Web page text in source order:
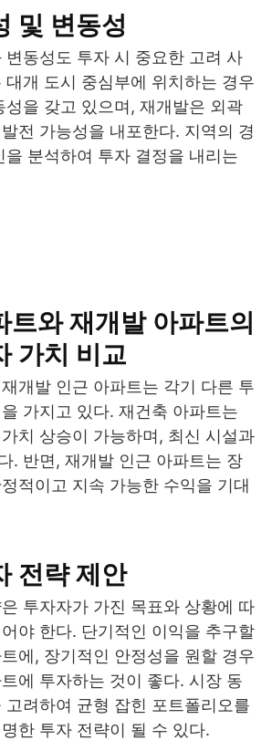
및 변동성
변동성도 투자 시 중요한 고려 사
대개 도시 중심부에 위치하는 경우
성을 갖고 있으며, 재개발은 외곽
전 가능성을 내포한다. 지역의 경
분석하여 투자 결정을 내리는
트와 재개발 아파트의
가치 비교
개발 인근 아파트는 각기 다른 투
가지고 있다. 재건축 아파트는
치 상승이 가능하며, 최신 시설과
. 반면, 재개발 인근 아파트는 장
적이고 지속 가능한 수익을 기대
전략 제안
투자자가 가진 목표와 상황에 따
야 한다. 단기적인 이익을 추구할
에, 장기적인 안정성을 원할 경우
에 투자하는 것이 좋다. 시장 동
고려하여 균형 잡힌 포트폴리오를
한 투자 전략이 될 수 있다.